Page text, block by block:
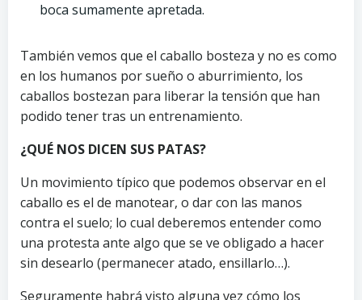
boca sumamente apretada.
También vemos que el caballo bosteza y no es como
en los humanos por sueño o aburrimiento, los
caballos bostezan para liberar la tensión que han
podido tener tras un entrenamiento.
¿QUÉ NOS DICEN SUS PATAS?
Un movimiento típico que podemos observar en el
caballo es el de manotear, o dar con las manos
contra el suelo; lo cual deberemos entender como
una protesta ante algo que se ve obligado a hacer
sin desearlo (permanecer atado, ensillarlo…).
Seguramente habrá visto alguna vez cómo los